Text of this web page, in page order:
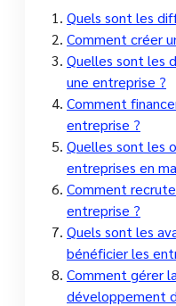
Quels sont les
Comment créer
Quelles sont les
une entreprise ?
Comment
entreprise ?
Quelles sont les
entreprises en
Comment
entreprise ?
Quels sont les
bénéficier les
Comment gérer
développement